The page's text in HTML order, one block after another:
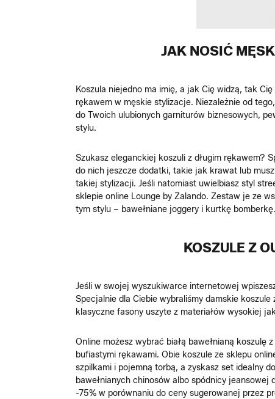
JAK NOSIĆ
Koszula niejedno ma imię, a jak Cię widzą, tak
rękawem w męskie stylizacje. Niezależnie od
do Twoich ulubionych garniturów biznesowych,
stylu.
Szukasz eleganckiej koszuli z długim rękawem?
do nich jeszcze dodatki, takie jak krawat lub
takiej stylizacji. Jeśli natomiast uwielbiasz styl
sklepie online Lounge by Zalando. Zestaw je ze
tym stylu – bawełniane joggery i kurtkę bomberkę.
KOSZULE Z
Jeśli w swojej wyszukiwarce internetowej
Specjalnie dla Ciebie wybraliśmy damskie
klasyczne fasony uszyte z materiałów wysokiej
Online możesz wybrać białą bawełnianą
bufiastymi rękawami. Obie koszule ze sklepu
szpilkami i pojemną torbą, a zyskasz set idealny
bawełnianych chinosów albo spódnicy
-75% w porównaniu do ceny sugerowanej przez